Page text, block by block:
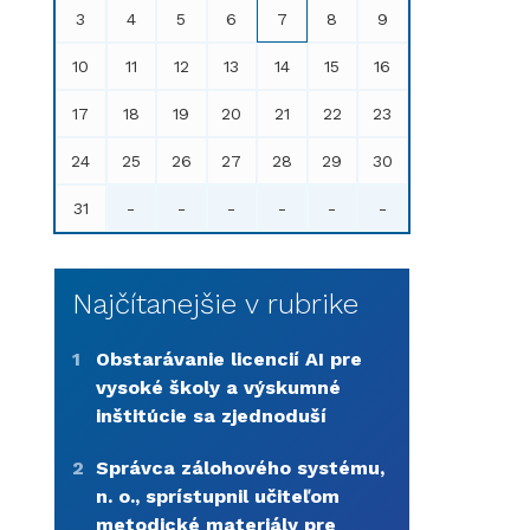
3 4 5 6 7 8 9
10 11 12 13 14 15 16
17 18 19 20 21 22 23
24 25 26 27 28 29 30
31 - - - - - -
Najčítanejšie v rubrike
1
Obstarávanie licencií AI pre
vysoké školy a výskumné
inštitúcie sa zjednoduší
2 Správca zálohového systému,
n. o., sprístupnil učiteľom
metodické materiály pre